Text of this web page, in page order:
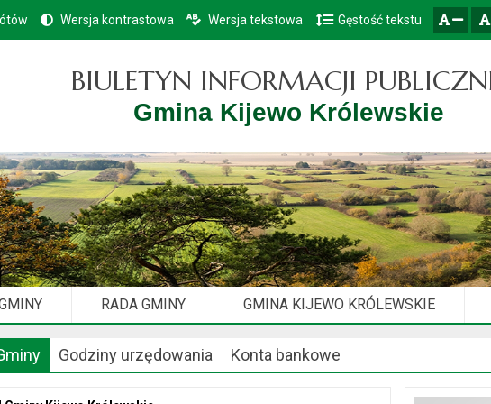
Przejdź do głównego menu
Przejdź do treści
Przejdź do mapy serwisu
Wersja kontrastowa Wersja tekstowa Gęstość tekstu
BIULETYN INFORMACJI
Gmina Kijewo Królewskie
RADA GMINY GMINA KIJEWO KRÓLEWSKIE
Godziny urzędowania Konta bankowe